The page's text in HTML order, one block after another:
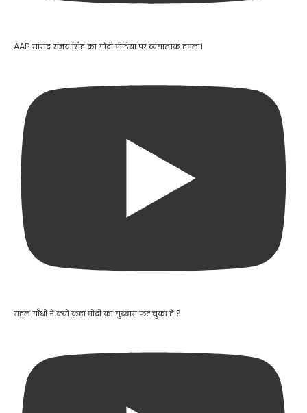
AAP सांसद संजय सिंह का गोदी मीडिया पर व्यंगात्मक हमला।
राहुल गाँधी ने क्यों कहा मोदी का गुब्बारा फट चुका है ?